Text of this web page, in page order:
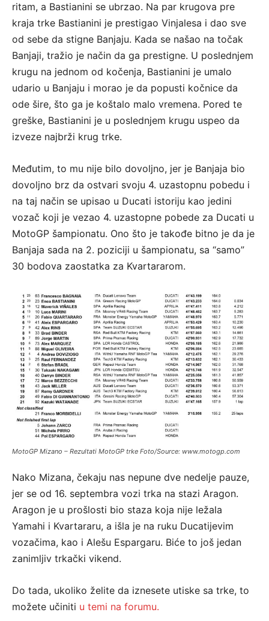
ritam, a Bastianini se ubrzao. Na par krugova pre
kraja trke Bastianini je prestigao Vinjalesa i dao sve
od sebe da stigne Banjaju. Kada se našao na točak
Banjaji, tražio je način da ga prestigne. U poslednjem
krugu na jednom od kočenja, Bastianini je umalo
udario u Banjaju i morao je da popusti kočnice da
ode šire, što ga je koštalo malo vremena. Pored te
greške, Bastianini je u poslednjem krugu uspeo da
izveze najbrži krug trke.
Međutim, to mu nije bilo dovoljno, jer je Banjaja bio
dovoljno brz da ostvari svoju 4. uzastopnu pobedu i
na taj način se upisao u Ducati istoriju kao jedini
vozač koji je vezao 4. uzastopne pobede za Ducati u
MotoGP šampionatu. Ono što je takođe bitno je da je
Banjaja sada na 2. poziciji u šampionatu, sa “samo”
30 bodova zaostatka za Kvartararom.
MotoGP Mizano – Rezultati MotoGP trke Foto/Source: www.motogp.com
Nako Mizana, čekaju nas nepune dve nedelje pauze,
jer se od 16. septembra vozi trka na stazi Aragon.
Aragon je u prošlosti bio staza koja nije ležala
Yamahi i Kvartararu, a išla je na ruku Ducatijevim
vozačima, kao i Alešu Espargaru. Biće to još jedan
zanimljiv trkački vikend.
Do tada, ukoliko želite da iznesete utiske sa trke, to
možete učiniti u temi na forumu.